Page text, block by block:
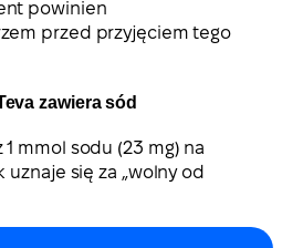
powinien
przed przyjęciem tego
zawiera sód
mmol sodu (23 mg) na
się za „wolny od